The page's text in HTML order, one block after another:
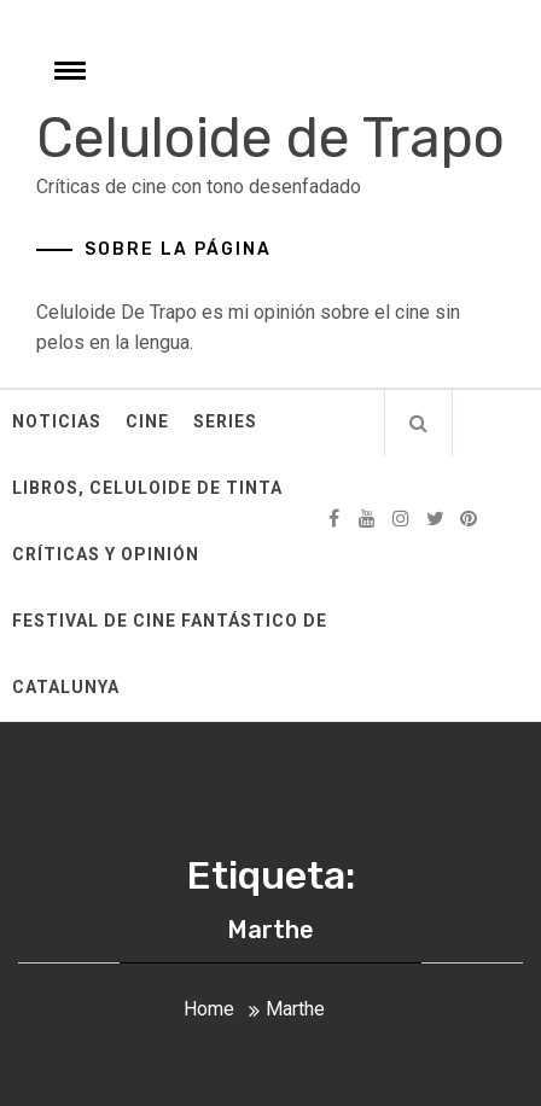
contentToggle
Celuloide de Trapo
Críticas de cine con tono desenfadado
SOBRE LA PÁGINA
Celuloide De Trapo es mi opinión sobre el cine sin
pelos en la lengua.
NOTICIAS CINE SERIES
LIBROS, CELULOIDE DE TINTA
CRÍTICAS Y OPINIÓN
FESTIVAL DE CINE FANTÁSTICO DE
CATALUNYA
Etiqueta:
Marthe
Home Marthe